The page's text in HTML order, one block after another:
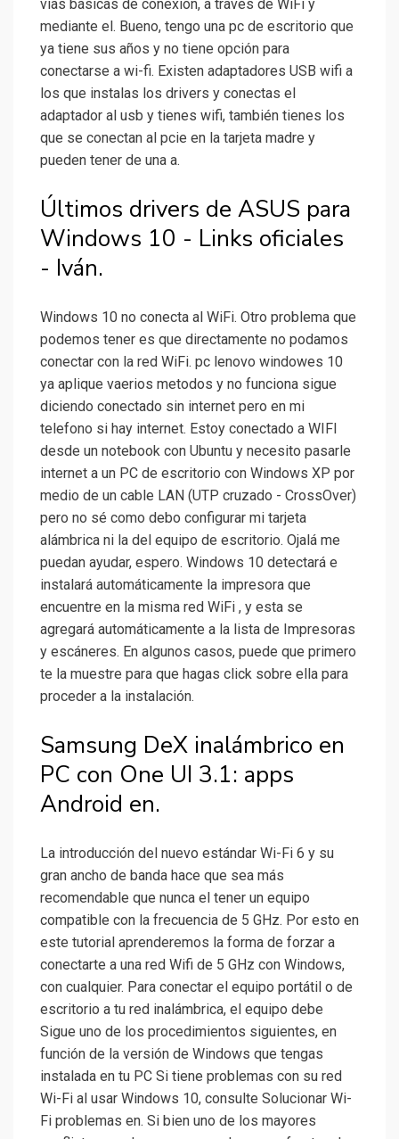
vías básicas de conexión, a través de WiFi y
mediante el. Bueno, tengo una pc de escritorio que
ya tiene sus años y no tiene opción para
conectarse a wi-fi. Existen adaptadores USB wifi a
los que instalas los drivers y conectas el
adaptador al usb y tienes wifi, también tienes los
que se conectan al pcie en la tarjeta madre y
pueden tener de una a.
Últimos drivers de ASUS para
Windows 10 - Links oficiales
- Iván.
Windows 10 no conecta al WiFi. Otro problema que
podemos tener es que directamente no podamos
conectar con la red WiFi. pc lenovo windowes 10
ya aplique vaerios metodos y no funciona sigue
diciendo conectado sin internet pero en mi
telefono si hay internet. Estoy conectado a WIFI
desde un notebook con Ubuntu y necesito pasarle
internet a un PC de escritorio con Windows XP por
medio de un cable LAN (UTP cruzado - CrossOver)
pero no sé como debo configurar mi tarjeta
alámbrica ni la del equipo de escritorio. Ojalá me
puedan ayudar, espero. Windows 10 detectará e
instalará automáticamente la impresora que
encuentre en la misma red WiFi , y esta se
agregará automáticamente a la lista de Impresoras
y escáneres. En algunos casos, puede que primero
te la muestre para que hagas click sobre ella para
proceder a la instalación.
Samsung DeX inalámbrico en
PC con One UI 3.1: apps
Android en.
La introducción del nuevo estándar Wi-Fi 6 y su
gran ancho de banda hace que sea más
recomendable que nunca el tener un equipo
compatible con la frecuencia de 5 GHz. Por esto en
este tutorial aprenderemos la forma de forzar a
conectarte a una red Wifi de 5 GHz con Windows,
con cualquier. Para conectar el equipo portátil o de
escritorio a tu red inalámbrica, el equipo debe
Sigue uno de los procedimientos siguientes, en
función de la versión de Windows que tengas
instalada en tu PC Si tiene problemas con su red
Wi-Fi al usar Windows 10, consulte Solucionar Wi-
Fi problemas en. Si bien uno de los mayores